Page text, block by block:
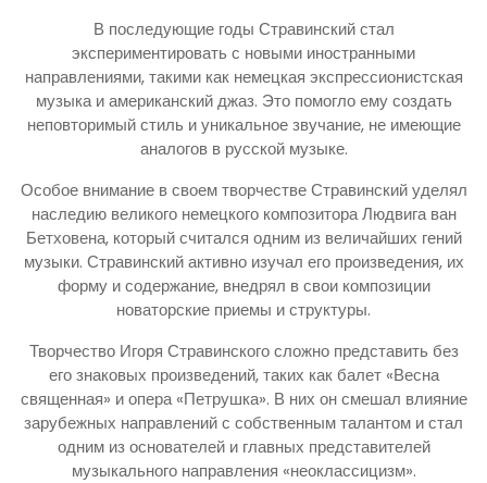
В последующие годы Стравинский стал
экспериментировать с новыми иностранными
направлениями, такими как немецкая экспрессионистская
музыка и американский джаз. Это помогло ему создать
неповторимый стиль и уникальное звучание, не имеющие
аналогов в русской музыке.
Особое внимание в своем творчестве Стравинский уделял
наследию великого немецкого композитора Людвига ван
Бетховена, который считался одним из величайших гений
музыки. Стравинский активно изучал его произведения, их
форму и содержание, внедрял в свои композиции
новаторские приемы и структуры.
Творчество Игоря Стравинского сложно представить без
его знаковых произведений, таких как балет «Весна
священная» и опера «Петрушка». В них он смешал влияние
зарубежных направлений с собственным талантом и стал
одним из основателей и главных представителей
музыкального направления «неоклассицизм».